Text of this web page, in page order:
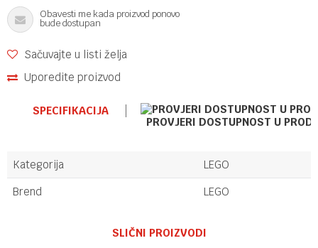
Obavesti me kada proizvod ponovo
bude dostupan
Sačuvajte u listi želja
Uporedite proizvod
SPECIFIKACIJA
PROVJERI DOSTUPNOST U
Kategorija
LEGO
Brend
LEGO
SLIČNI PROIZVODI